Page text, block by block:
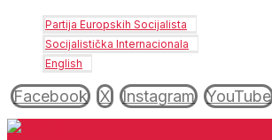
Partija Europskih Socijalista
Socijalistička Internacionala
English
Facebook X Instagram YouTube